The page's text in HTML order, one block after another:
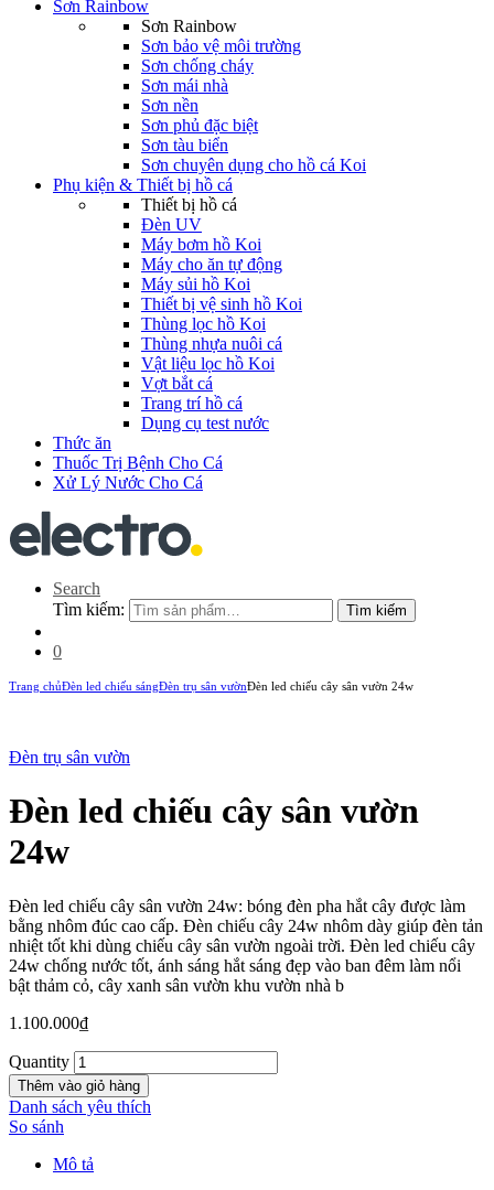
Sơn Rainbow
Sơn Rainbow
Sơn bảo vệ môi trường
Sơn chống cháy
Sơn mái nhà
Sơn nền
Sơn phủ đặc biệt
Sơn tàu biển
Sơn chuyên dụng cho hồ cá Koi
Phụ kiện & Thiết bị hồ cá
Thiết bị hồ cá
Đèn UV
Máy bơm hồ Koi
Máy cho ăn tự động
Máy sủi hồ Koi
Thiết bị vệ sinh hồ Koi
Thùng lọc hồ Koi
Thùng nhựa nuôi cá
Vật liệu lọc hồ Koi
Vợt bắt cá
Trang trí hồ cá
Dụng cụ test nước
Thức ăn
Thuốc Trị Bệnh Cho Cá
Xử Lý Nước Cho Cá
Search
Tìm kiếm:
Tìm kiếm
0
Trang chủĐèn led chiếu sángĐèn trụ sân vườnĐèn led chiếu cây sân vườn 24w
New
Đèn trụ sân vườn
Đèn led chiếu cây sân vườn
24w
Đèn led chiếu cây sân vườn 24w: bóng đèn pha hắt cây được làm
bằng nhôm đúc cao cấp. Đèn chiếu cây 24w nhôm dày giúp đèn tản
nhiệt tốt khi dùng chiếu cây sân vườn ngoài trời. Đèn led chiếu cây
24w chống nước tốt, ánh sáng hắt sáng đẹp vào ban đêm làm nổi
bật thảm cỏ, cây xanh sân vườn khu vườn nhà b
1.100.000₫
Quantity
Thêm vào giỏ hàng
Danh sách yêu thích
So sánh
Mô tả